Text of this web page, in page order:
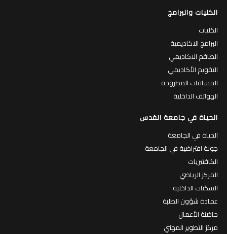
الكليات والبرامج
الكليات
البرامج الاكاديمية
الطاقم الاكاديمي
التقويم الأكاديمي
المساقات المطروحة
الهواتف الداخلية
الحياة في جامعة القدس
الحياة في الجامعة
جولة افتراضية في الجامعة
الكافتيريات
المركز الرياضي
السكنات الداخلية
عمادة شؤون الطلبة
حاضنة الأعمال
مركز التطوير المهني